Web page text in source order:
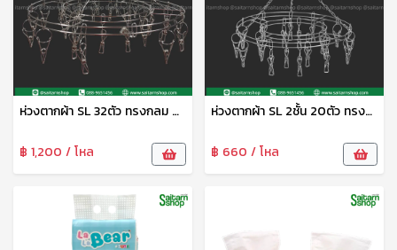
ห่วงตากผ้า SL 32ตัว ทรงกลม CYS
฿ 1,200 / โหล
ห่วงตากผ้า SL 2ชั้น 20ตัว ทรงกลม CYS
฿ 660 / โหล